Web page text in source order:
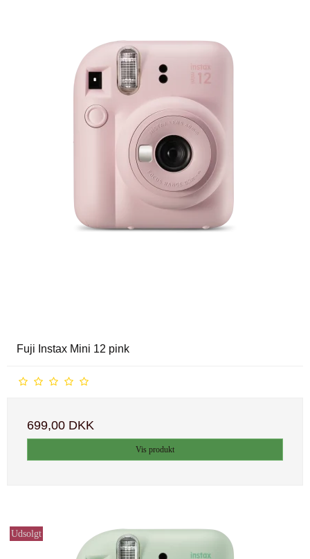
Fuji Instax Mini 12 pink
699,00 DKK
Vis produkt
Udsolgt